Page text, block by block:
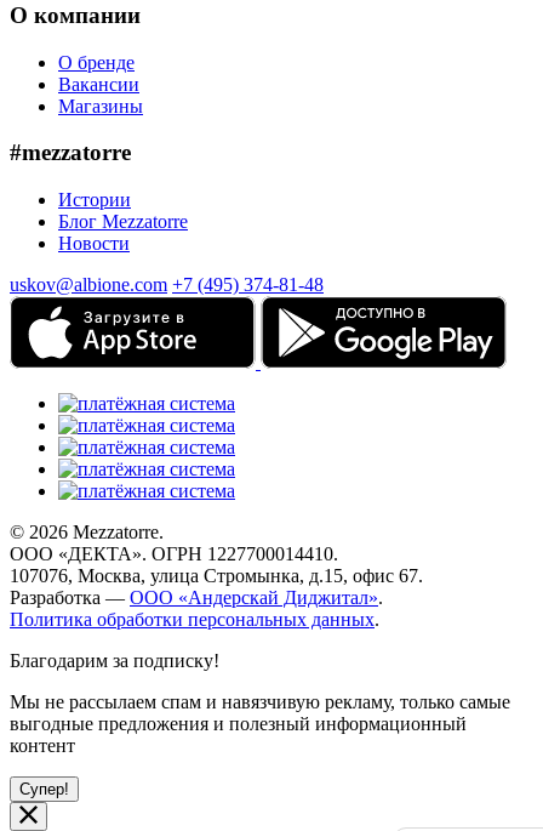
О компании
О бренде
Вакансии
Магазины
#mezzatorre
Истории
Блог Mezzatorre
Новости
uskov@albione.com +7 (495) 374-81-48
© 2026 Mezzatorre.
ООО «ДЕКТА». ОГРН 1227700014410.
107076, Москва, улица Стромынка, д.15, офис 67.
Разработка — ООО «Андерскай Диджитал».
Политика обработки персональных данных.
Благодарим за подписку!
Мы не рассылаем спам и навязчивую рекламу, только самые
выгодные предложения и полезный информационный
контент
Супер!